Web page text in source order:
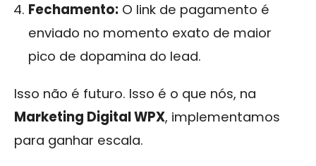
Fechamento: O link de pagamento é
enviado no momento exato de maior
pico de dopamina do lead.
Isso não é futuro. Isso é o que nós, na
Marketing Digital WPX, implementamos
para ganhar escala.